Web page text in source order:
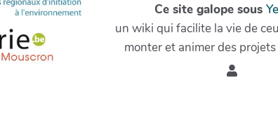
Ce site galope sous
un wiki qui facilite la vie de
monter et animer des